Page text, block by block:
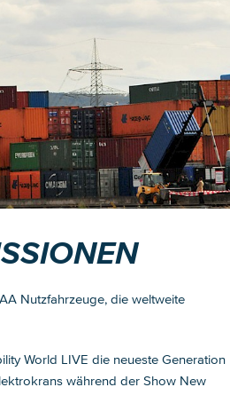
Nutzfahrzeuge, die weltweite
World LIVE die neueste Generation
während der Show New